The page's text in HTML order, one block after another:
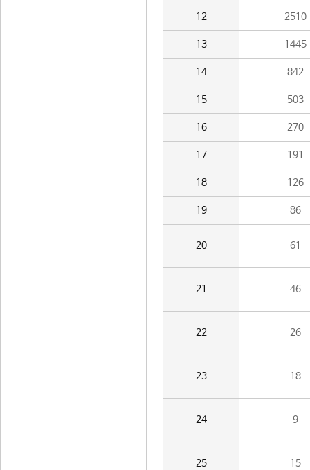
12 2510
13 1445
14 842
15 503
16 270
17 191
18 126
19 86
20 61
21 46
22 26
23 18
24 9
25 15